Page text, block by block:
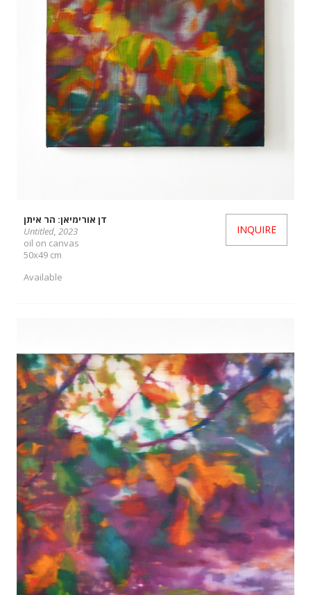
דן אורימיאן: הר איתן
Untitled, 2023
oil on canvas
50x49 cm
Available
INQUIRE